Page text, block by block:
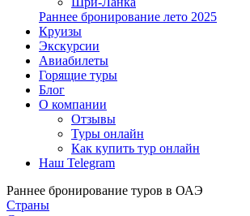
Раннее бронирование лето 2025
Круизы
Экскурсии
Авиабилеты
Горящие туры
Блог
О компании
Отзывы
Туры онлайн
Как купить тур онлайн
Наш Telegram
Раннее бронирование туров в ОАЭ
Страны